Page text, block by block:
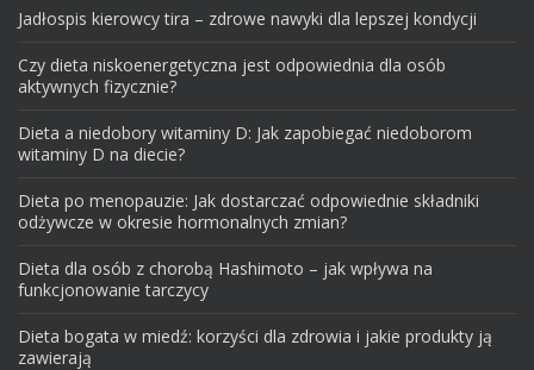
Jadłospis kierowcy tira – zdrowe nawyki dla lepszej kondycji
Czy dieta niskoenergetyczna jest odpowiednia dla osób
aktywnych fizycznie?
Dieta a niedobory witaminy D: Jak zapobiegać niedoborom
witaminy D na diecie?
Dieta po menopauzie: Jak dostarczać odpowiednie składniki
odżywcze w okresie hormonalnych zmian?
Dieta dla osób z chorobą Hashimoto – jak wpływa na
funkcjonowanie tarczycy
Dieta bogata w miedź: korzyści dla zdrowia i jakie produkty ją
zawierają